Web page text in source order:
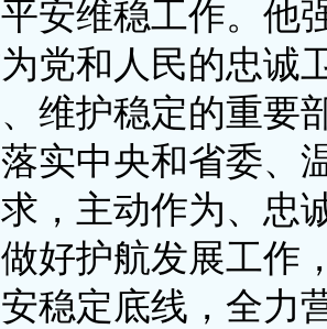
安维稳工作。他
党和人民的忠诚
维护稳定的重要
实中央和省委、
，主动作为、忠
好护航发展工作
稳定底线，全力